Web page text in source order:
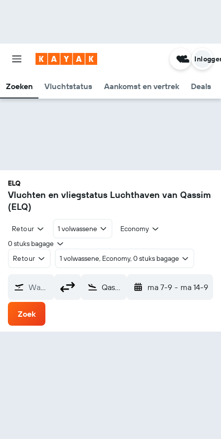
Zoeken Vluchtstatus Aankomst en vertrek Deals
ELQ
Vluchten en vliegstatus Luchthaven van Qassim
(ELQ)
Retour 1 volwassene
Economy
0 stuks bagage
Retour
1 volwassene, Economy, 0 stuks bagage
Waarvandaan? Qassim (ELQ) ma 7-9 - ma 14-9
Zoek